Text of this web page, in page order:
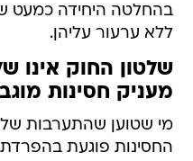
בהחלטה היחידה כמעט
ללא ערעור עליהן.
שלטון החוק אינו
מעניק חסינות
מי שטוען שהתערבות
החסינות פוגעת